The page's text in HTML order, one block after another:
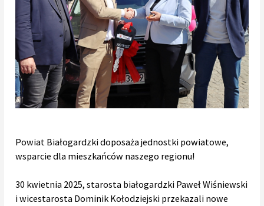
Powiat Białogardzki doposaża jednostki powiatowe,
wsparcie dla mieszkańców naszego regionu!
30 kwietnia 2025, starosta białogardzki Paweł Wiśniewski
i wicestarosta Dominik Kołodziejski przekazali nowe